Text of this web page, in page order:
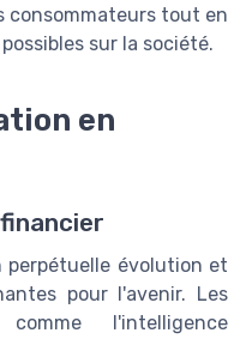
consommateurs tout en
sur la société.
en
perpétuelle évolution et
pour l'avenir. Les
l'intelligence